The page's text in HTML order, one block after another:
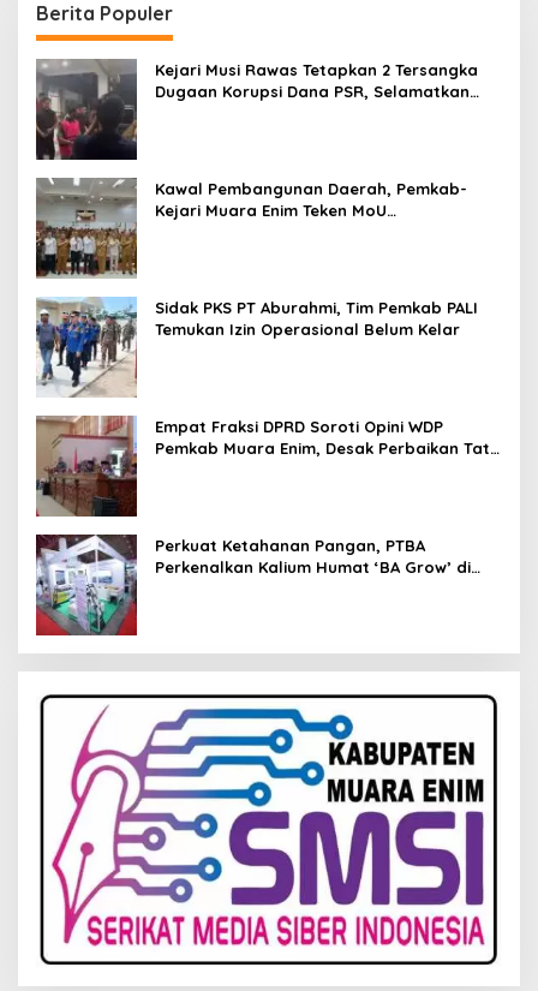
Berita Populer
Kejari Musi Rawas Tetapkan 2 Tersangka
Dugaan Korupsi Dana PSR, Selamatkan
Kawal Pembangunan Daerah, Pemkab-
Kejari Muara Enim Teken MoU
Sidak PKS PT Aburahmi, Tim Pemkab PALI
Temukan Izin Operasional Belum Kelar
Empat Fraksi DPRD Soroti Opini WDP
Pemkab Muara Enim, Desak Perbaikan Tata
Perkuat Ketahanan Pangan, PTBA
Perkenalkan Kalium Humat ‘BA Grow’ di